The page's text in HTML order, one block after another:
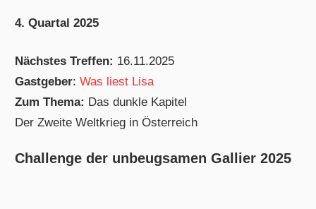
4. Quartal 2025
Nächstes Treffen: 16.11.2025
Gastgeber:Was liest Lisa
Zum Thema: Das dunkle Kapitel
Der Zweite Weltkrieg in Österreich
Challenge der unbeugsamen Gallier 2025